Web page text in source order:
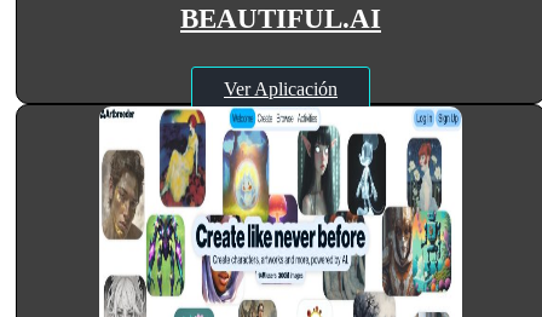
BEAUTIFUL.AI
Ver Aplicación